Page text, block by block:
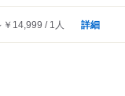
￥14,999 1人 詳細